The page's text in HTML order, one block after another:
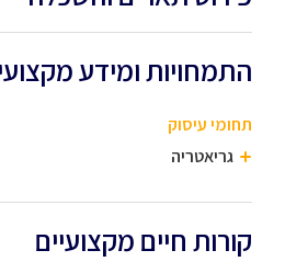
התמחויות ומידע
תחומי עיסוק
גריאטריה
קורות חיים מקצועיים